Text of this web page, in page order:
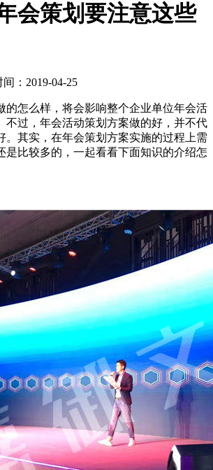
会策划要注意这些
：2019-04-25
的怎么样，将会影响整个企业单位年会活
不过，年会活动策划方案做的好，并不代
。其实，在年会策划方案实施的过程上需
是比较多的，一起看看下面知识的介绍怎